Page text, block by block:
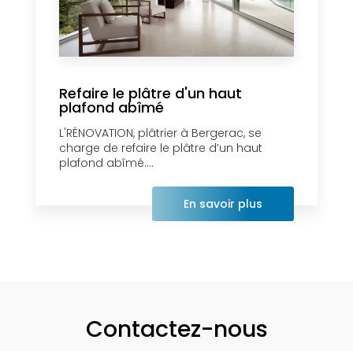
Refaire le plâtre d'un haut
plafond abîmé
L'RÉNOVATION, plâtrier à Bergerac, se
charge de refaire le plâtre d’un haut
plafond abîmé....
En savoir plus
Contactez-nous